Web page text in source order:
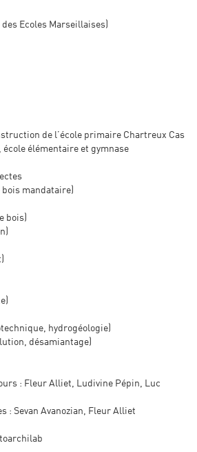
Ecoles Marseillaises)
de l’école primaire Chartreux Cas
élémentaire et gymnase
mandataire)
bois)
hydrogéologie)
désamiantage)
: Fleur Alliet, Ludivine Pépin, Luc
: Sevan Avanozian, Fleur Alliet